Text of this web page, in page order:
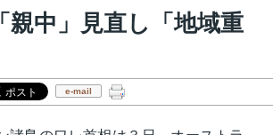
親中」見直し「地域重
e-mail